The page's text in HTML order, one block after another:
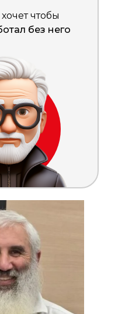
чтобы
без него